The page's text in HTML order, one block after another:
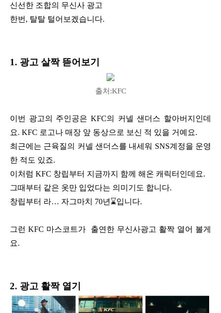
신선한 조합의 무신사 광고
한번, 탈탈 털어보겠습니다.
1. 광고 살짝 뜯어보기
출처:KFC
이번 광고의 주인공은 KFC의 커넬 샌더스 할아버지인데
요. KFC 로고나 매장 앞 동상으로 보신 적 있을 거예요.
최근에는 근육질의 커넬 샌더스를 내세워 SNS계정을 운영
한 적도 있죠.
이처럼 KFC 창립부터 지금까지 함께 해온 캐릭터인데요.
그때부터 같은 옷만 입었다는 의미기도 합니다.
창립부터 라… 자그마치 70년⌛입니다.
그런 KFC 마스코트가 출연한 무신사광고 활짝 열어 볼게
요.
2. 광고 활짝 열기